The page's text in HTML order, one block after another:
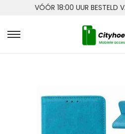
VÓÓR 18:00 UUR BESTELD